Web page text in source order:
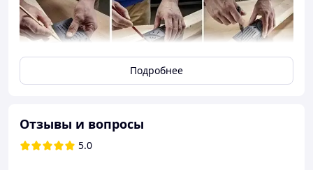
Подробнее
Отзывы и вопросы
5.0